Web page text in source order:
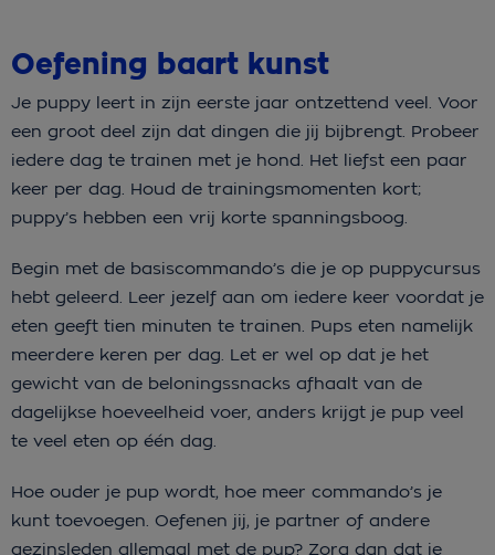
Oefening baart kunst
Je puppy leert in zijn eerste jaar ontzettend veel. Voor
een groot deel zijn dat dingen die jij bijbrengt. Probeer
iedere dag te trainen met je hond. Het liefst een paar
keer per dag. Houd de trainingsmomenten kort;
puppy’s hebben een vrij korte spanningsboog.
Begin met de basiscommando’s die je op puppycursus
hebt geleerd. Leer jezelf aan om iedere keer voordat je
eten geeft tien minuten te trainen. Pups eten namelijk
meerdere keren per dag. Let er wel op dat je het
gewicht van de beloningssnacks afhaalt van de
dagelijkse hoeveelheid voer, anders krijgt je pup veel
te veel eten op één dag.
Hoe ouder je pup wordt, hoe meer commando’s je
kunt toevoegen. Oefenen jij, je partner of andere
gezinsleden allemaal met de pup? Zorg dan dat je